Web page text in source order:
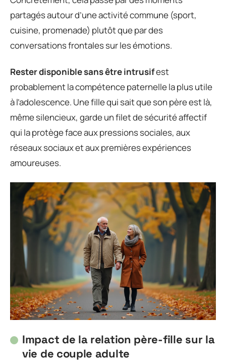
partagés autour d’une activité commune (sport,
cuisine, promenade) plutôt que par des
conversations frontales sur les émotions.
Rester disponible sans être intrusifest
probablement la compétence paternelle la plus utile
à l’adolescence. Une fille qui sait que son père est là,
même silencieux, garde un filet de sécurité affectif
qui la protège face aux pressions sociales, aux
réseaux sociaux et aux premières expériences
amoureuses.
Impact de la relation père-fille sur la
vie de couple adulte